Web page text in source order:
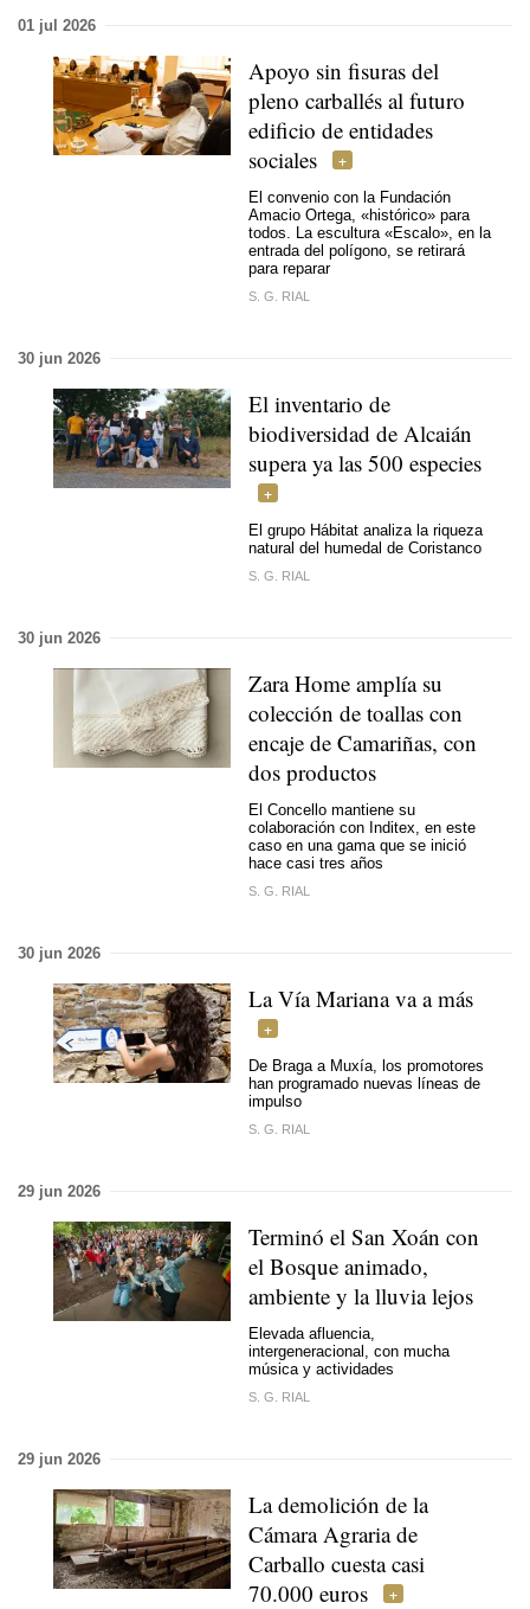
01 jul 2026
Apoyo sin fisuras del
pleno carballés al futuro
edificio de entidades
sociales
El convenio con la Fundación
Amacio Ortega, «histórico» para
todos. La escultura «Escalo», en la
entrada del polígono, se retirará
para reparar
S. G. RIAL
30 jun 2026
El inventario de
biodiversidad de Alcaián
supera ya las 500 especies
El grupo Hábitat analiza la riqueza
natural del humedal de Coristanco
S. G. RIAL
30 jun 2026
Zara Home amplía su
colección de toallas con
encaje de Camariñas, con
dos productos
El Concello mantiene su
colaboración con Inditex, en este
caso en una gama que se inició
hace casi tres años
S. G. RIAL
30 jun 2026
La Vía Mariana va a más
De Braga a Muxía, los promotores
han programado nuevas líneas de
impulso
S. G. RIAL
29 jun 2026
Terminó el San Xoán con
el Bosque animado,
ambiente y la lluvia lejos
Elevada afluencia,
intergeneracional, con mucha
música y actividades
S. G. RIAL
29 jun 2026
La demolición de la
Cámara Agraria de
Carballo cuesta casi
70.000 euros